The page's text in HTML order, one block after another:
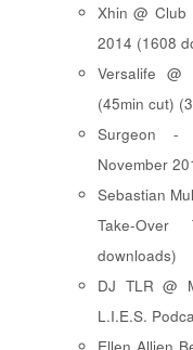
Xhin @ Club
2014 (1608
Versalife @
(45min cut)
Surgeon -
November
Sebastian
Take-Over
downloads)
DJ TLR @
L.I.E.S.